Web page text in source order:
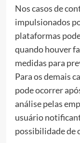
Nos casos de
impulsionados
plataformas
quando houver
medidas para
Para os demais
pode ocorrer
análise pelas
usuário
possibilidade de